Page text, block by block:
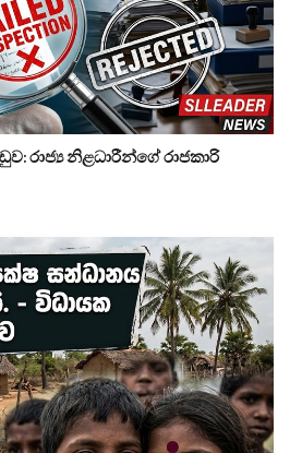
රාජ්‍ය නිළධාරීන්ගේ රාජකාරි